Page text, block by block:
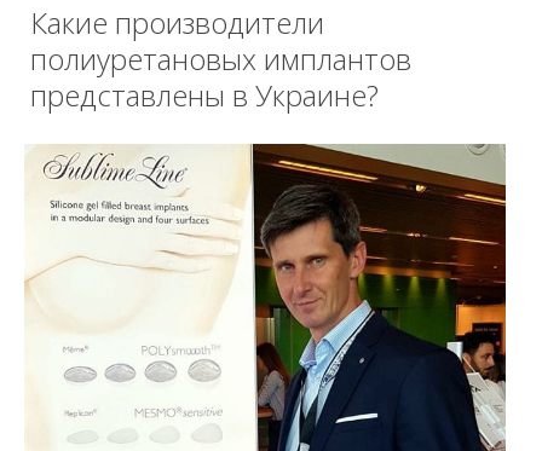
Какие производители
полиуретановых имплантов
представлены в Украине?